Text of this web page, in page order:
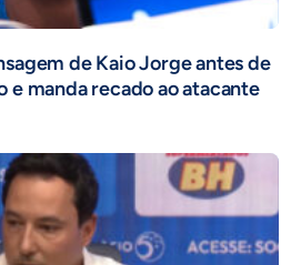
de Kaio Jorge antes de
e manda recado ao atacante